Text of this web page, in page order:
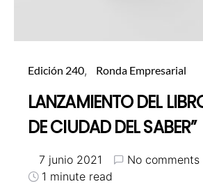
Edición 240 Ronda Empresarial
LANZAMIENTO DEL
DE CIUDAD DEL SABER”
7 junio 2021
No comments
1 minute read